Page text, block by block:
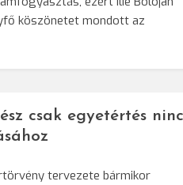
köszönetet mondott az
csak egyetértés
tervezete bármikor